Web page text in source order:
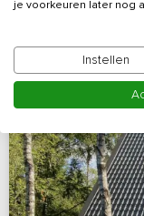
je voorkeuren later nog
Instellen